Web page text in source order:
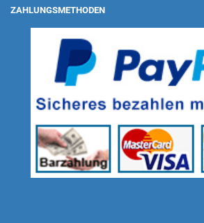
ZAHLUNGSMETHODEN